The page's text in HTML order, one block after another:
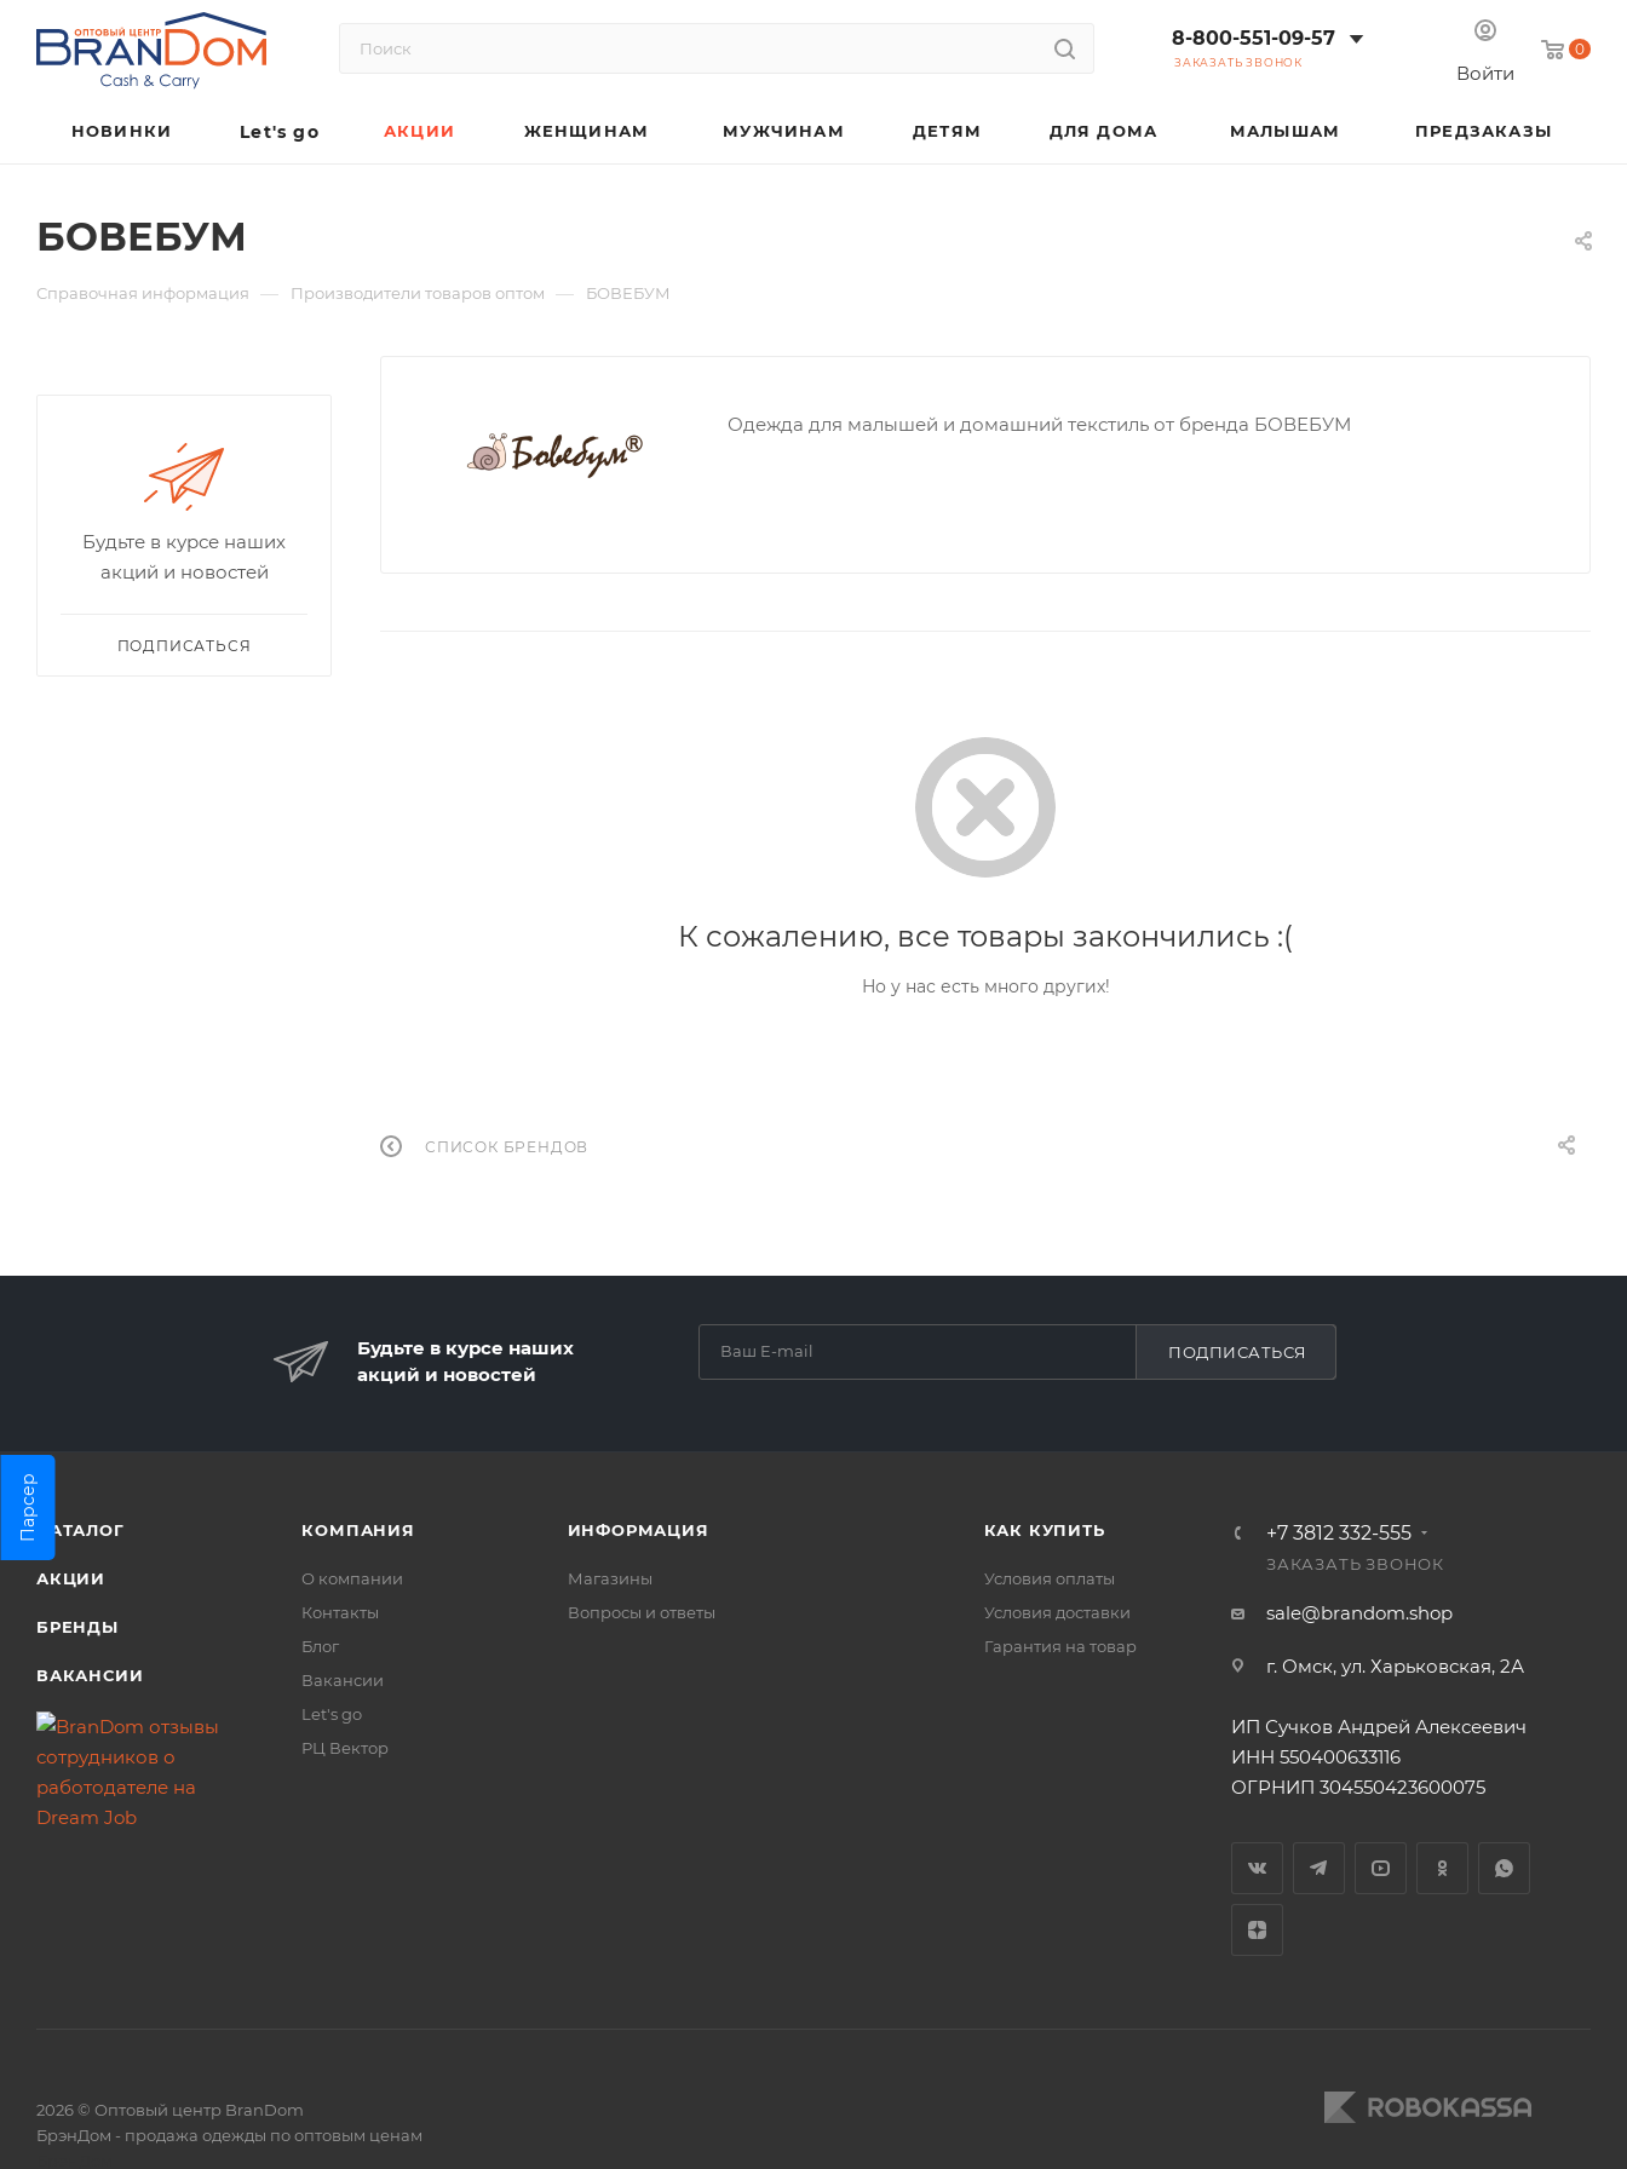
0
Войти
8-800-551-09-57
ЗАКАЗАТЬ ЗВОНОК
НОВИНКИ Let's go АКЦИИ ЖЕНЩИНАМ МУЖЧИНАМ ДЕТЯМ ДЛЯ ДОМА МАЛЫШАМ ПРЕДЗАКАЗЫ
БОВЕБУМ
Справочная информация — Производители товаров оптом — БОВЕБУМ
Одежда для малышей и домашний текстиль от бренда БОВЕБУМ
К сожалению, все товары закончились :(
Но у нас есть много других!
Парсер
СПИСОК БРЕНДОВ
Будьте в курсе наших
акций и новостей
ПОДПИСАТЬСЯ
Будьте в курсе наших
акций и новостей
ПОДПИСАТЬСЯ
КАТАЛОГ
АКЦИИ
БРЕНДЫ
ВАКАНСИИ
КОМПАНИЯ
О компании
Контакты
Блог
Вакансии
Let's go
РЦ Вектор
ИНФОРМАЦИЯ
Магазины
Вопросы и ответы
КАК КУПИТЬ
Условия оплаты
Условия доставки
Гарантия на товар
+7 3812 332-555
ЗАКАЗАТЬ ЗВОНОК
sale@brandom.shop
г. Омск, ул. Харьковская, 2А
ИП Сучков Андрей Алексеевич
ИНН 550400633116
ОГРНИП 304550423600075
2026 © Оптовый центр BranDom
БрэнДом - продажа одежды по оптовым ценам